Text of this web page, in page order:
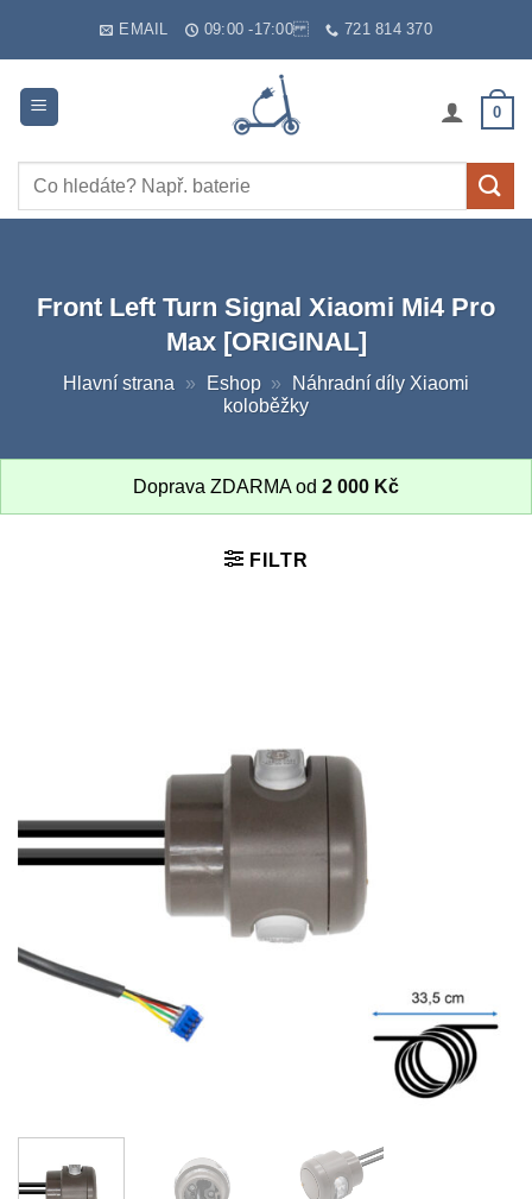
EMAIL 09:00 -17:00 721 814 370
0
Hledat:
Front Left Turn Signal Xiaomi Mi4 Pro
Max [ORIGINAL]
Hlavní strana » Eshop »
Náhradní díly Xiaomi
koloběžky
Doprava ZDARMA od 2 000 Kč
FILTR